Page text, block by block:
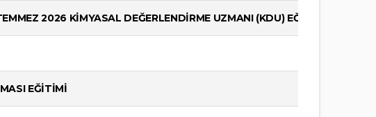
2026 KİMYASAL DEĞERLENDİRME UZMANI (KDU) EĞİTİMİ-ADANA
EĞİTİMİ